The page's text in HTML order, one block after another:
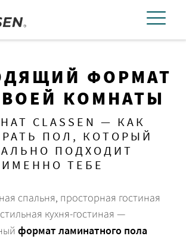
ФОРМАТ
КОМНАТЫ
CLASSEN — КАК
ПОЛ, КОТОРЫЙ
ПОДХОДИТ
ИМЕННО ТЕБЕ
спальня, просторная гостиная
кухня-гостиная —
формат ламинатного пола